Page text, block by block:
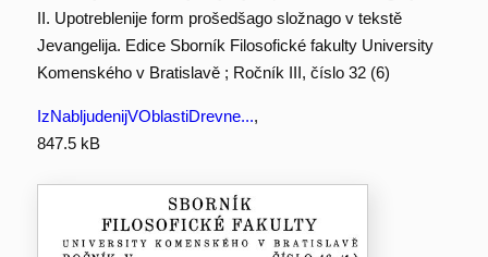
II. Upotreblenije form prošedšago složnago v tekstě
Jevangelija. Edice Sborník Filosofické fakulty University
Komenského v Bratislavě ; Ročník III, číslo 32 (6)
IzNabljudenijVOblastiDrevne...,
847.5 kB